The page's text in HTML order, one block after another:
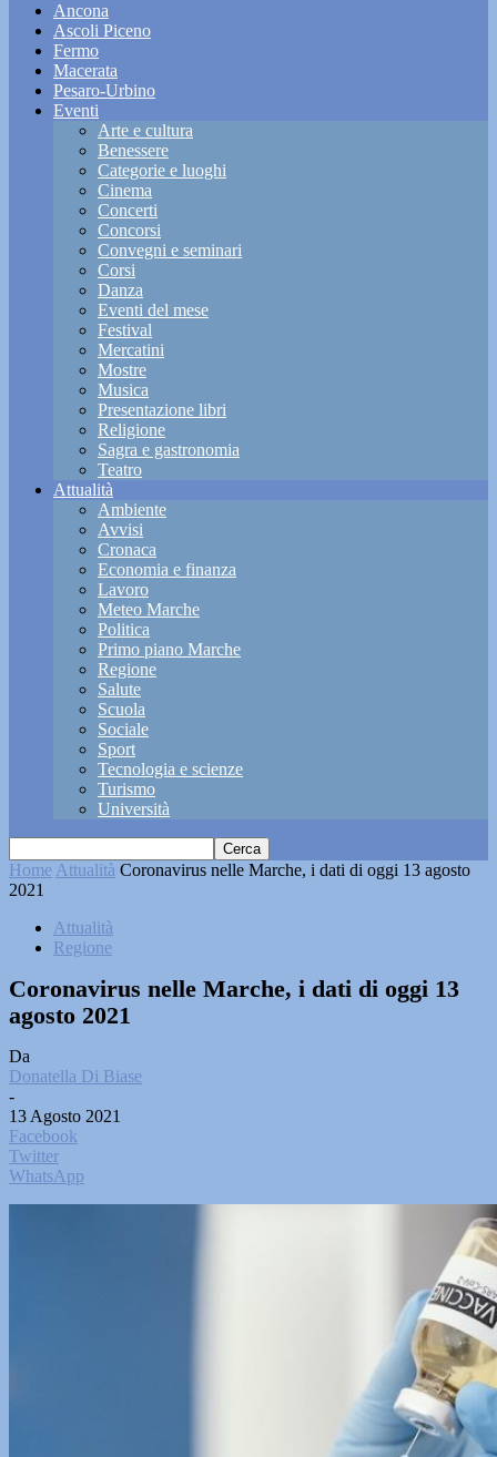
Ancona
Ascoli Piceno
Fermo
Macerata
Pesaro-Urbino
Eventi
Arte e cultura
Benessere
Categorie e luoghi
Cinema
Concerti
Concorsi
Convegni e seminari
Corsi
Danza
Eventi del mese
Festival
Mercatini
Mostre
Musica
Presentazione libri
Religione
Sagra e gastronomia
Teatro
Attualità
Ambiente
Avvisi
Cronaca
Economia e finanza
Lavoro
Meteo Marche
Politica
Primo piano Marche
Regione
Salute
Scuola
Sociale
Sport
Tecnologia e scienze
Turismo
Università
Home Attualità Coronavirus nelle Marche, i dati di oggi 13 agosto
2021
Attualità
Regione
Coronavirus nelle Marche, i dati di oggi 13
agosto 2021
Da
Donatella Di Biase
-
13 Agosto 2021
Facebook
Twitter
WhatsApp